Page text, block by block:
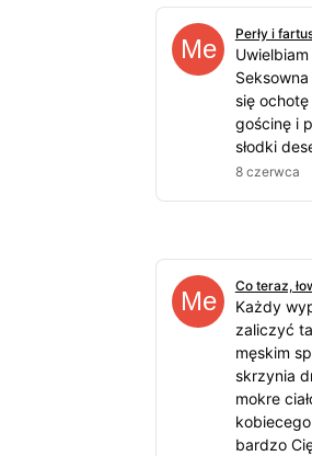
Perły i
się
gościnę i
słodki
8 czerwca
Co teraz,
Każdy
zaliczyć
męskim
skrzynia
mokre
bardzo